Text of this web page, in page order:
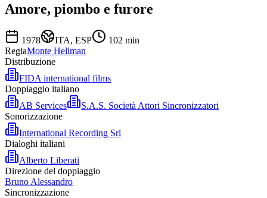
Amore, piombo e furore
1978 ITA, ESP 102 min
RegiaMonte Hellman
Distribuzione
FIDA international films
Doppiaggio italiano
AB Services
S.A.S. Società Attori Sincronizzatori
Sonorizzazione
International Recording Srl
Dialoghi italiani
Alberto Liberati
Direzione del doppiaggio
Bruno Alessandro
Sincronizzazione